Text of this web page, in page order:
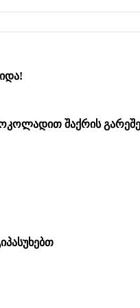
შაქრის